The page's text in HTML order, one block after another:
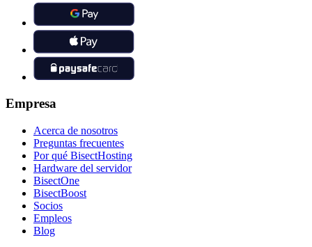
Empresa
Acerca de nosotros
Preguntas frecuentes
Por qué BisectHosting
Hardware del servidor
BisectOne
BisectBoost
Socios
Empleos
Blog